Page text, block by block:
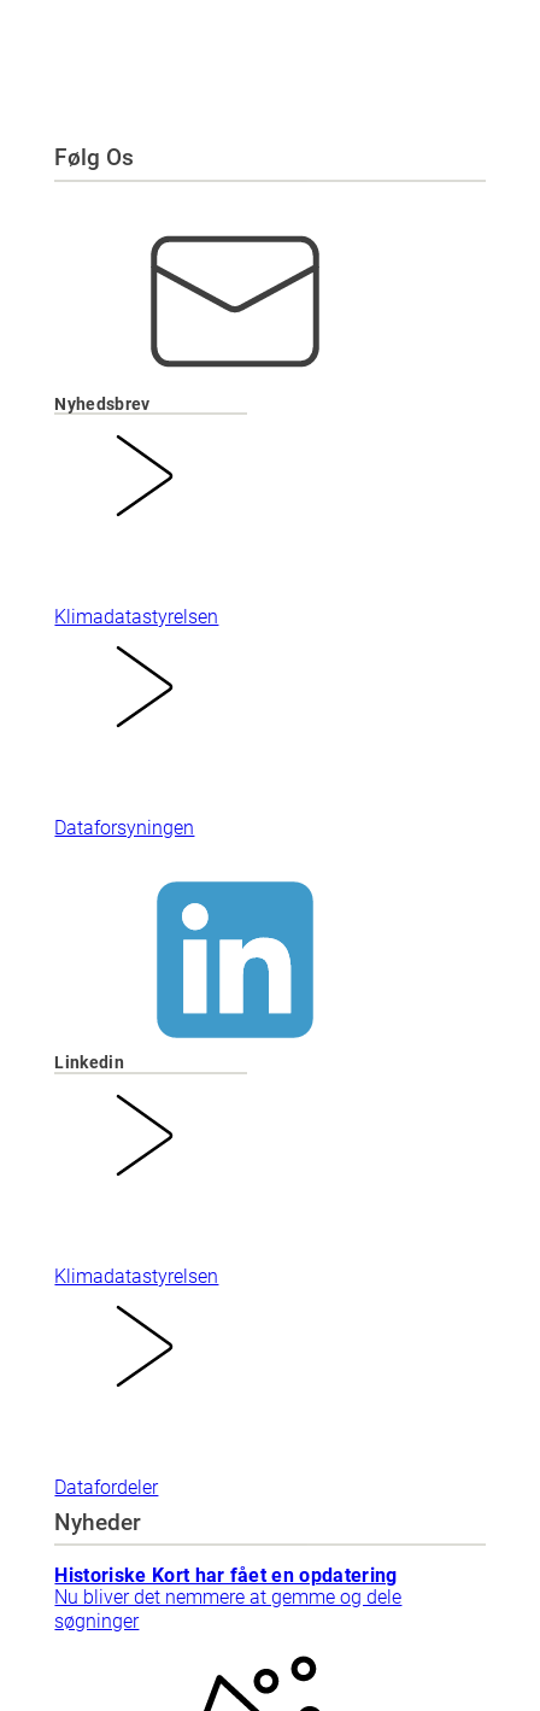
Følg Os
Nyhedsbrev
Klimadatastyrelsen
Dataforsyningen
Linkedin
Klimadatastyrelsen
Datafordeler
Nyheder
Historiske Kort har fået en opdatering
Nu bliver det nemmere at gemme og dele
søgninger